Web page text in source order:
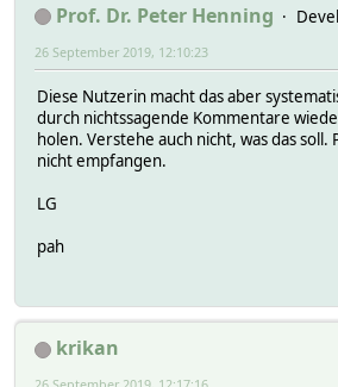
Prof. Dr. Peter Henning
26 September 2019, 12:10:23
Diese Nutzerin macht das aber
durch nichtssagende Kommentare
holen. Verstehe auch nicht, was das soll.
nicht empfangen.
LG
pah
krikan